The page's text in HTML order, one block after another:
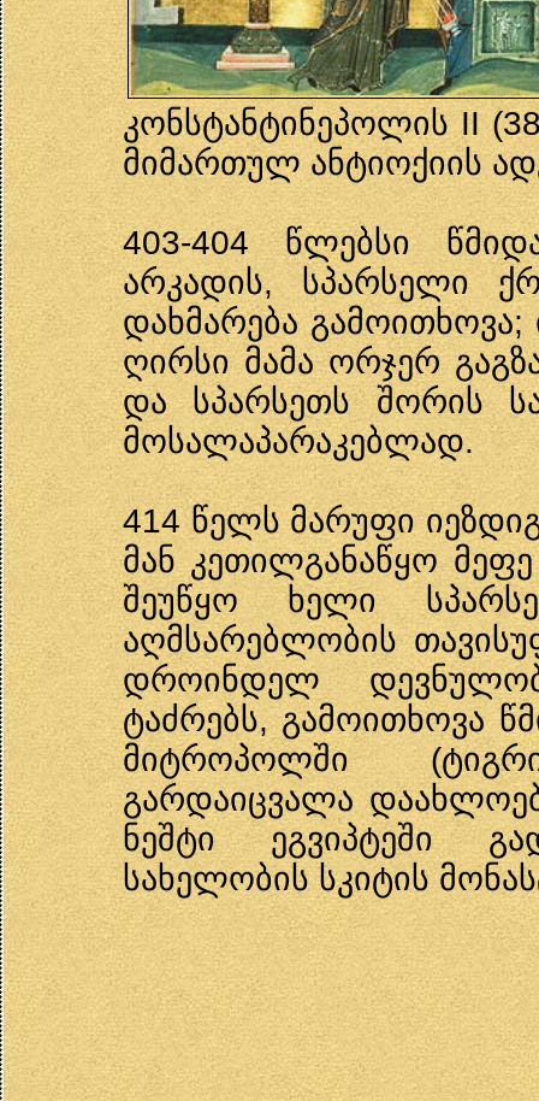
კონსტანტინეპოლის II
მიმართულ ანტიოქიის
403-404 წლებსი
არკადის, სპარსელი
დახმარება
ღირსი მამა ორჯერ
და სპარსეთს შორის
მოსალაპარაკებლად.
414 წელს მარუფი
მან კეთილგანაწყო
შეუწყო ხელი
აღმსარებლობის
დროინდელ
ტაძრებს, გამოითხოვა
მიტროპოლში
გარდაიცვალა
ნეშტი ეგვიპტეში
სახელობის სკიტის